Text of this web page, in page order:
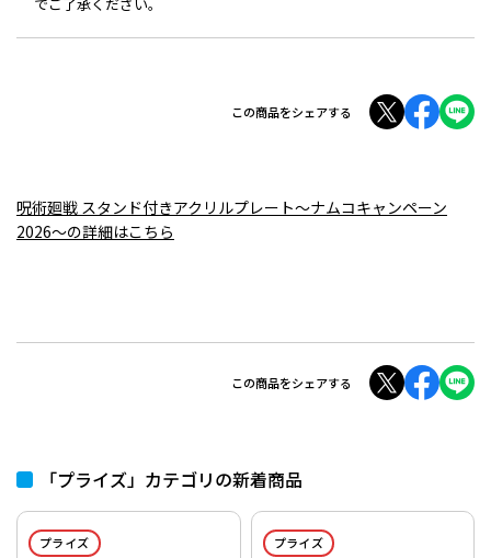
この商品をシェアする
呪術廻戦 スタンド付きアクリルプレート～ナムコキャンペーン
2026～の詳細はこちら
この商品をシェアする
「プライズ」カテゴリの新着商品
プライズ プライズ